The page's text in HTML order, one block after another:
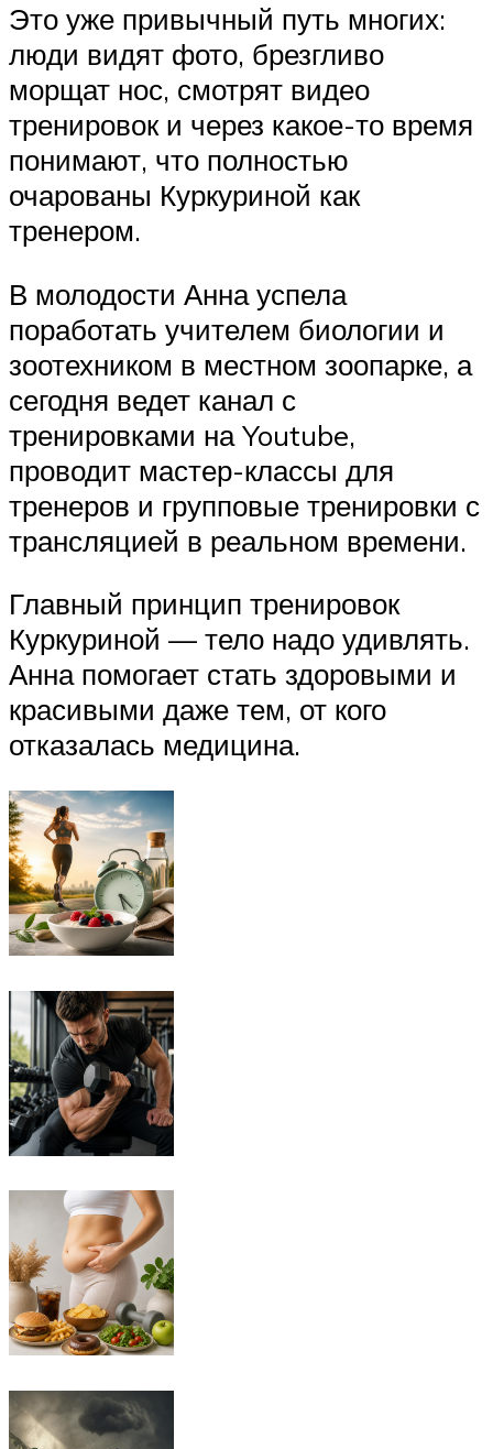
Это уже привычный путь многих:
люди видят фото, брезгливо
морщат нос, смотрят видео
тренировок и через какое-то время
понимают, что полностью
очарованы Куркуриной как
тренером.
В молодости Анна успела
поработать учителем биологии и
зоотехником в местном зоопарке, а
сегодня ведет канал с
тренировками на Youtube,
проводит мастер-классы для
тренеров и групповые тренировки с
трансляцией в реальном времени.
Главный принцип тренировок
Куркуриной — тело надо удивлять.
Анна помогает стать здоровыми и
красивыми даже тем, от кого
отказалась медицина.